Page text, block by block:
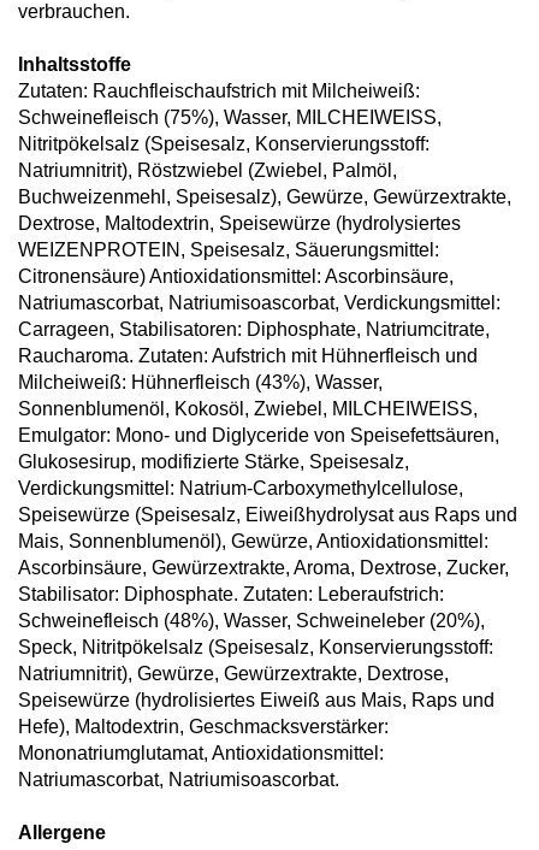
verbrauchen.
Inhaltsstoffe
Zutaten: Rauchfleischaufstrich mit Milcheiweiß:
Schweinefleisch (75%), Wasser, MILCHEIWEISS,
Nitritpökelsalz (Speisesalz, Konservierungsstoff:
Natriumnitrit), Röstzwiebel (Zwiebel, Palmöl,
Buchweizenmehl, Speisesalz), Gewürze, Gewürzextrakte,
Dextrose, Maltodextrin, Speisewürze (hydrolysiertes
WEIZENPROTEIN, Speisesalz, Säuerungsmittel:
Citronensäure) Antioxidationsmittel: Ascorbinsäure,
Natriumascorbat, Natriumisoascorbat, Verdickungsmittel:
Carrageen, Stabilisatoren: Diphosphate, Natriumcitrate,
Raucharoma. Zutaten: Aufstrich mit Hühnerfleisch und
Milcheiweiß: Hühnerfleisch (43%), Wasser,
Sonnenblumenöl, Kokosöl, Zwiebel, MILCHEIWEISS,
Emulgator: Mono- und Diglyceride von Speisefettsäuren,
Glukosesirup, modifizierte Stärke, Speisesalz,
Verdickungsmittel: Natrium-Carboxymethylcellulose,
Speisewürze (Speisesalz, Eiweißhydrolysat aus Raps und
Mais, Sonnenblumenöl), Gewürze, Antioxidationsmittel:
Ascorbinsäure, Gewürzextrakte, Aroma, Dextrose, Zucker,
Stabilisator: Diphosphate. Zutaten: Leberaufstrich:
Schweinefleisch (48%), Wasser, Schweineleber (20%),
Speck, Nitritpökelsalz (Speisesalz, Konservierungsstoff:
Natriumnitrit), Gewürze, Gewürzextrakte, Dextrose,
Speisewürze (hydrolisiertes Eiweiß aus Mais, Raps und
Hefe), Maltodextrin, Geschmacksverstärker:
Mononatriumglutamat, Antioxidationsmittel:
Natriumascorbat, Natriumisoascorbat.
Allergene